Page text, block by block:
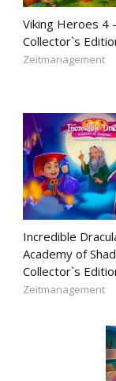
Viking Heroes 4
Collector`s
Zeitmanagement
Incredible
Academy of
Collector`s
Zeitmanagement